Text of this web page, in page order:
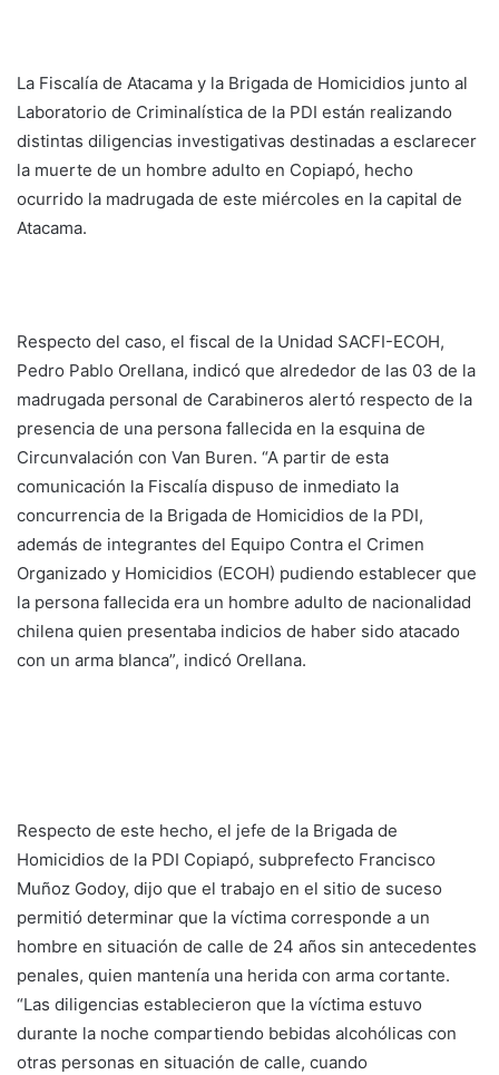
La Fiscalía de Atacama y la Brigada de Homicidios junto al
Laboratorio de Criminalística de la PDI están realizando
distintas diligencias investigativas destinadas a esclarecer
la muerte de un hombre adulto en Copiapó, hecho
ocurrido la madrugada de este miércoles en la capital de
Atacama.
Respecto del caso, el fiscal de la Unidad SACFI-ECOH,
Pedro Pablo Orellana, indicó que alrededor de las 03 de la
madrugada personal de Carabineros alertó respecto de la
presencia de una persona fallecida en la esquina de
Circunvalación con Van Buren. “A partir de esta
comunicación la Fiscalía dispuso de inmediato la
concurrencia de la Brigada de Homicidios de la PDI,
además de integrantes del Equipo Contra el Crimen
Organizado y Homicidios (ECOH) pudiendo establecer que
la persona fallecida era un hombre adulto de nacionalidad
chilena quien presentaba indicios de haber sido atacado
con un arma blanca”, indicó Orellana.
Respecto de este hecho, el jefe de la Brigada de
Homicidios de la PDI Copiapó, subprefecto Francisco
Muñoz Godoy, dijo que el trabajo en el sitio de suceso
permitió determinar que la víctima corresponde a un
hombre en situación de calle de 24 años sin antecedentes
penales, quien mantenía una herida con arma cortante.
“Las diligencias establecieron que la víctima estuvo
durante la noche compartiendo bebidas alcohólicas con
otras personas en situación de calle, cuando